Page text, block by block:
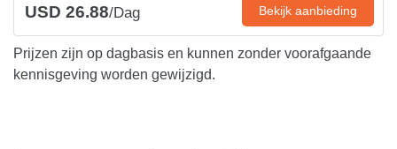
USD 26.88/Dag Bekijk aanbieding
Prijzen zijn op dagbasis en kunnen zonder voorafgaande
kennisgeving worden gewijzigd.